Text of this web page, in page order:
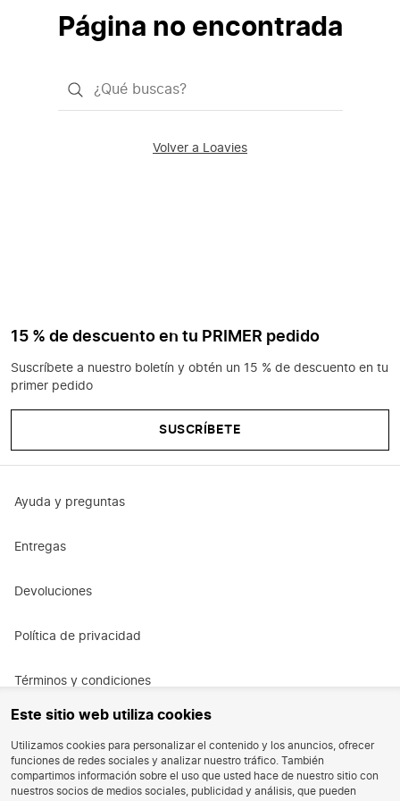
Este sitio web utiliza cookies
Utilizamos cookies para personalizar el contenido y los anuncios, ofrecer
funciones de redes sociales y analizar nuestro tráfico. También
compartimos información sobre el uso que usted hace de nuestro sitio con
nuestros socios de medios sociales, publicidad y análisis, que pueden
Página no encontrada
¿Qué
Volver a Loavies
15 % de descuento en tu PRIMER pedido
Suscríbete a nuestro boletín y obtén un 15 % de descuento en tu
primer pedido
SUSCRÍBETE
Ayuda y preguntas
Entregas
Devoluciones
Política de privacidad
Términos y condiciones
Oportunidad de trabajo